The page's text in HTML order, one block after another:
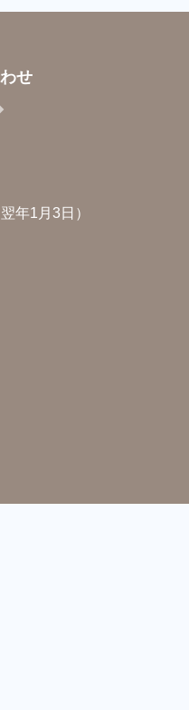
せ
年1月3日）